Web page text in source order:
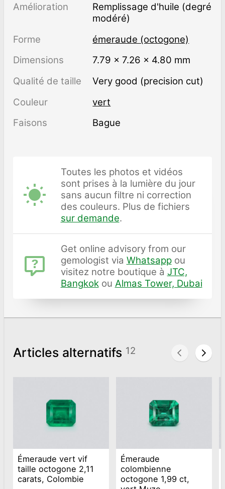
Amélioration
remplissage d'huile (degré
modéré)
Forme
émeraude (octogone)
Dimensions
7.79 × 7.26 × 4.80 mm
Qualité de taille
Very good (precision cut)
Couleur
vert
Faisons
Bague
Toutes les photos et vidéos
sont prises à la lumière du jour
sans aucun filtre ni correction
des couleurs. Plus de fichiers
sur demande.
Get online advisory from our
gemologist via Whatsappou
visitez notre boutique à JTC,
Bangkokou Almas Tower, Dubai
Articles alternatifs 12
Émeraude vert vif
taille octogone 2,11
carats, Colombie
Émeraude
colombienne
octogone 1,99 ct,